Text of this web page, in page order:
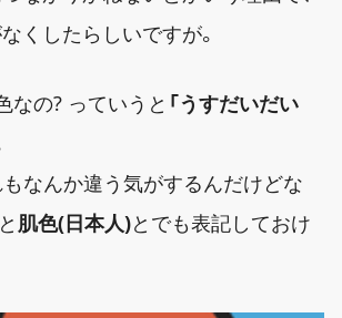
くしたらしいですが。
なの? っていうと 「うすだいだい
もなんか違う気がするんだけどな
肌色(日本人)とでも表記しておけ